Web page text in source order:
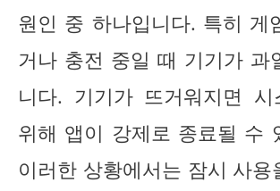
원인 중 하나입니다. 특히 게
거나 충전 중일 때 기기가 과
니다. 기기가 뜨거워지면 시
위해 앱이 강제로 종료될 수
이러한 상황에서는 잠시 사용